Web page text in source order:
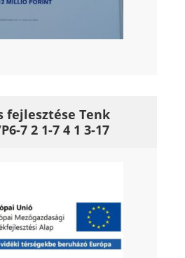
fejlesztése Tenk
7 2 1-7 4 1 3-17